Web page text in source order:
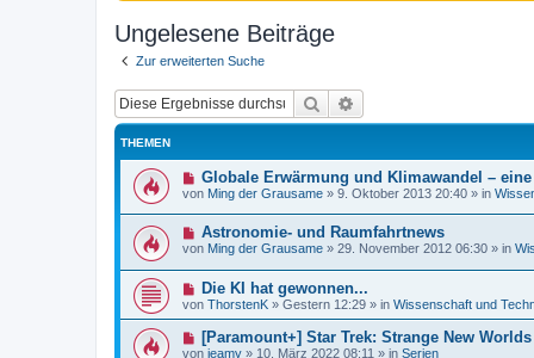
Ungelesene Beiträge
Zur erweiterten Suche
Suche
THEMEN
N
e
u
e
B
i
r
a
g
Globale Erwärmung und Klimawandel –
von Ming der Grausame » 9. Oktober 2013 20:40 » in
N
e
u
e
B
Astronomie- und Raumfahrtnews
von Ming der Grausame » 29. November 2012 06:30 » in
N
e
u
e
Die KI hat gewonnen...
von ThorstenK » Gestern 12:29 » in Wissenschaft und
N
e
[Paramount+] Star Trek: Strange New Worlds
von jeamy » 10. März 2022 08:11 » in Serien